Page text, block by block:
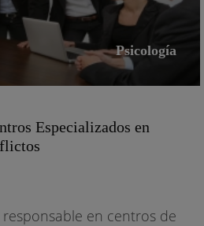
Psicología
Especializados en
en centros de